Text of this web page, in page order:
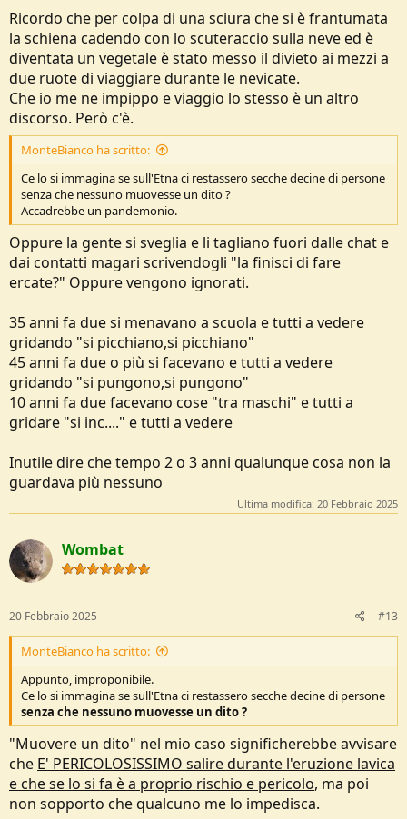
Ricordo che per colpa di una sciura che si è frantumata
la schiena cadendo con lo scuteraccio sulla neve ed è
diventata un vegetale è stato messo il divieto ai mezzi a
due ruote di viaggiare durante le nevicate.
Che io me ne impippo e viaggio lo stesso è un altro
discorso. Però c'è.
MonteBianco ha scritto:
Ce lo si immagina se sull'Etna ci restassero secche decine di persone
senza che nessuno muovesse un dito ?
Accadrebbe un pandemonio.
Oppure la gente si sveglia e li tagliano fuori dalle chat e
dai contatti magari scrivendogli "la finisci di fare
ercate?" Oppure vengono ignorati.
35 anni fa due si menavano a scuola e tutti a vedere
gridando "si picchiano,si picchiano"
45 anni fa due o più si facevano e tutti a vedere
gridando "si pungono,si pungono"
10 anni fa due facevano cose "tra maschi" e tutti a
gridare "si inc...." e tutti a vedere
Inutile dire che tempo 2 o 3 anni qualunque cosa non la
guardava più nessuno
Ultima modifica: 20 Febbraio 2025
Wombat
20 Febbraio 2025 #13
MonteBianco ha scritto:
Appunto, improponibile.
Ce lo si immagina se sull'Etna ci restassero secche decine di persone
senza che nessuno muovesse un dito ?
"Muovere un dito" nel mio caso significherebbe avvisare
che E' PERICOLOSISSIMO salire durante l'eruzione lavica
e che se lo si fa è a proprio rischio e pericolo, ma poi
non sopporto che qualcuno me lo impedisca.